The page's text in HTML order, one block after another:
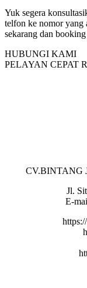
Yuk segera
telfon ke nomor yang
sekarang dan
HUBUNGI KAMI
PELAYAN CEPAT
CV.BINTANG
Jl.
E-